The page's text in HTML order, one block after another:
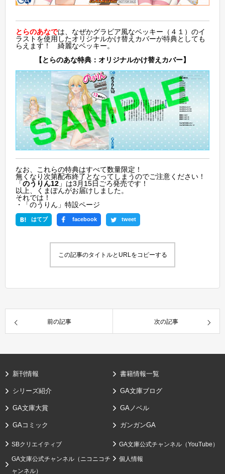
とらのあなでは、なぜかグラビア風なベッキー（４１）のイ
ラストを使用したオリジナルかけ替えカバーが特典としても
らえます！ 綺麗なベッキー。
【とらのあな特典：オリジナルかけ替えカバー】
なお、これらの特典はすべて数量限定！
無くなり次第配布終了となってしまうのでご注意ください！
「のうりん12 」は3月15日ごろ発売です！
以上、くまぽんがお届けしました。
それでは！
・
「のうりん」特設ページ
はてブ facebook tweet
この記事のタイトルとURLをコピーする
前の記事 次の記事
新刊情報 書籍情報一覧
シリーズ紹介 GA文庫ブログ
GA文庫大賞 GAノベル
GAコミック ガンガンGA
SBクリエイティブ GA文庫公式チャンネル（YouTube）
GA文庫公式チャンネル（ニコニコチ
ャンネル）
個人情報